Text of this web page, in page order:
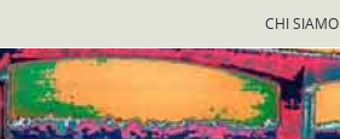
CHI SIAMO